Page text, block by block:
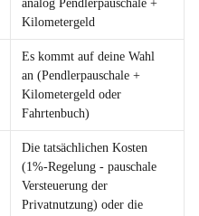
analog Pendlerpauschale +
Kilometergeld
Es kommt auf deine Wahl
an (Pendlerpauschale +
Kilometergeld oder
Fahrtenbuch)
Die tatsächlichen Kosten
(1%-Regelung - pauschale
Versteuerung der
Privatnutzung) oder die